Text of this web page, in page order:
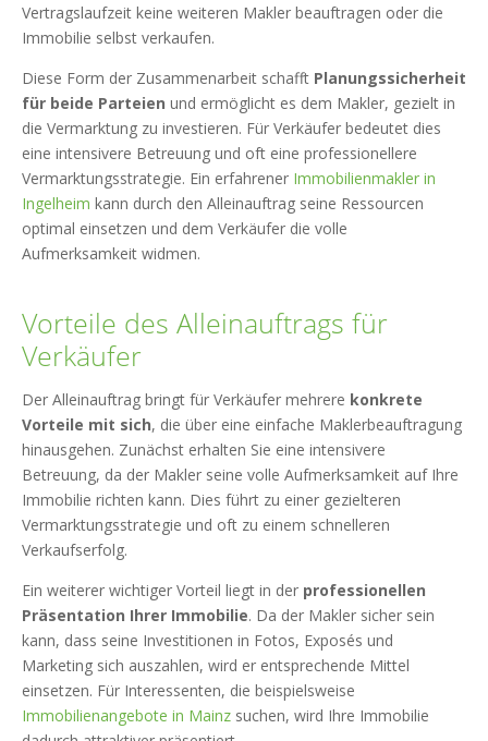
Vertragslaufzeit keine weiteren Makler beauftragen oder die
Immobilie selbst verkaufen.
Diese Form der Zusammenarbeit schafft Planungssicherheit
für beide Parteien und ermöglicht es dem Makler, gezielt in
die Vermarktung zu investieren. Für Verkäufer bedeutet dies
eine intensivere Betreuung und oft eine professionellere
Vermarktungsstrategie. Ein erfahrener Immobilienmakler in
Ingelheim kann durch den Alleinauftrag seine Ressourcen
optimal einsetzen und dem Verkäufer die volle
Aufmerksamkeit widmen.
Vorteile des Alleinauftrags für
Verkäufer
Der Alleinauftrag bringt für Verkäufer mehrere konkrete
Vorteile mit sich, die über eine einfache Maklerbeauftragung
hinausgehen. Zunächst erhalten Sie eine intensivere
Betreuung, da der Makler seine volle Aufmerksamkeit auf Ihre
Immobilie richten kann. Dies führt zu einer gezielteren
Vermarktungsstrategie und oft zu einem schnelleren
Verkaufserfolg.
Ein weiterer wichtiger Vorteil liegt in der professionellen
Präsentation Ihrer Immobilie. Da der Makler sicher sein
kann, dass seine Investitionen in Fotos, Exposés und
Marketing sich auszahlen, wird er entsprechende Mittel
einsetzen. Für Interessenten, die beispielsweise
Immobilienangebote in Mainz suchen, wird Ihre Immobilie